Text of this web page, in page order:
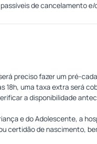
de cancelamento
preciso fazer um pré-
uma taxa extra será
a disponibilidade
e do Adolescente, a
certidão de nascimento,